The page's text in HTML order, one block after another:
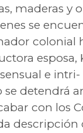
maderas y
se
colonial
esposa,
e intri-
se detendrá
con los
descripción